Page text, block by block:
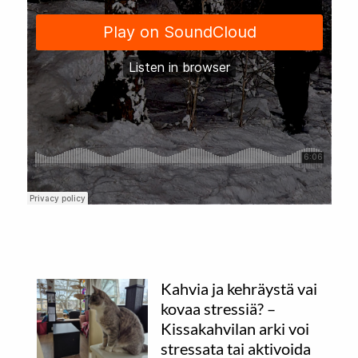
Kahvia ja kehräystä vai
kovaa stressiä? –
Kissakahvilan arki voi
stressata tai aktivoida